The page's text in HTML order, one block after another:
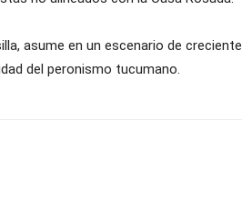
asume en un escenario de creciente
del peronismo tucumano.